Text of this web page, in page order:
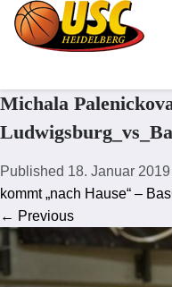
Michala
Published 18. Januar 2019
kommt „nach Hause“ –
← Previous